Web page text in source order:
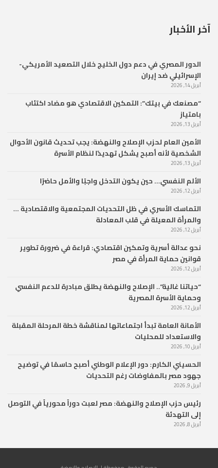
آخر الأخبار
الدور المصري في دعم دول الخليج خلال التصعيد الأمريكي-
الإسرائيلي ضد إيران
أبريل 14, 2026
“مصنعك في بيتك”: التمكين الاقتصادي هو مضاد اكتئاب
بامتياز
أبريل 13, 2026
الأمين العام لحزب الإصلاح والنهضة: يجب تحديث قانون الأحوال
الشخصية لأنه أصبح يشكل تهديدًا لنظام الأسرة
أبريل 13, 2026
الألم النفسي… حين يكون التدخل واجبًا والأمل حاضرًا
أبريل 12, 2026
التماسك الأسري في ظل التحديات المجتمعية والاقتصادية …
والمرأة المعيلة في قلب المعادلة
أبريل 12, 2026
نحو عدالة أسرية وتمكين اقتصادي: قراءة في ضرورة تطوير
قوانين حماية المرأة في مصر
أبريل 12, 2026
“حياتنا غالية”.. الإصلاح والنهضة يطلق مبادرة للدعم النفسي
وحماية الأسرة المصرية
أبريل 12, 2026
الأمانة العامة تبدأ اجتماعاتها لمناقشة خطة المرحلة المقبلة
والاستعداد للمحليات
أبريل 10, 2026
الحسيني الكارم: دور الإعلام الوطني أصبح حاسمًا في توضيح
جهود مصر بالمفاوضات رغم التحديات
أبريل 9, 2026
رئيس حزب الإصلاح والنهضة: مصر لعبت دوراً محورياً في التوصل
إلى التهدئة
أبريل 8, 2026